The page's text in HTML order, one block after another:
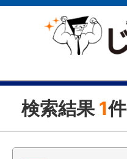
検索結果 1件